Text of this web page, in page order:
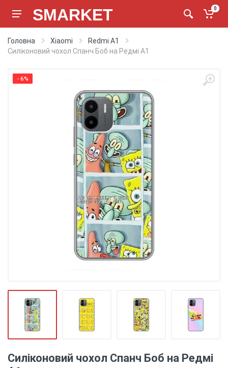
SMARKET 0
Головна Xiaomi
Redmi A1
Силіконовий чохол Спанч Боб на Редмі А1
- 6%
Силіконовий чохол Спанч Боб на Редмі